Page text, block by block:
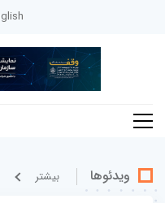
ویدئوها بيشتر